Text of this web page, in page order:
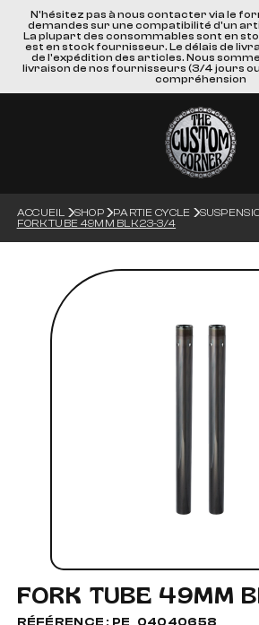
N'hésitez pas à nous contacter via le
demandes sur une compatibilité d'un
La plupart des consommables sont en
est en stock fournisseur. Le délais de
de l'expédition des articles. Nous
livraison de nos fournisseurs (3/4 jours
compréhension
ACCUEIL SHOP PARTIE CYCLE
FORK TUBE 49MM BLK 23-3/4
FORK TUBE 49MM